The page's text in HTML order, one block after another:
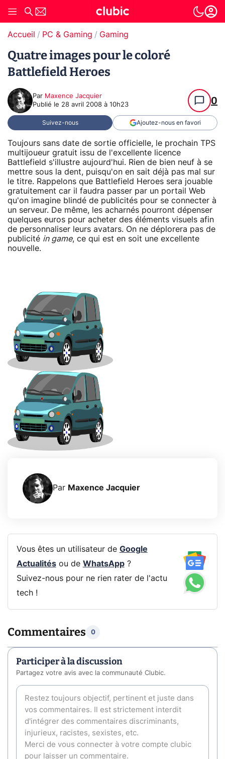
Accueil PC & Gaming Gaming
Quatre images pour le coloré
Battlefield Heroes
Par Maxence Jacquier
Publié le 28 avril 2008 à 10h23 0
Suivez-nous Ajoutez-nous en favori
Toujours sans date de sortie officielle, le prochain TPS
multijoueur gratuit issu de l'excellente licence
Battlefield s'illustre aujourd'hui. Rien de bien neuf à se
mettre sous la dent, puisqu'on en sait déjà pas mal sur
le titre. Rappelons que Battlefield Heroes sera jouable
gratuitement car il faudra passer par un portail Web
qu'on imagine blindé de publicités pour se connecter à
un serveur. De même, les acharnés pourront dépenser
quelques euros pour acheter des éléments visuels afin
de personnaliser leurs avatars. On ne déplorera pas de
publicité in game, ce qui est en soit une excellente
nouvelle.
Par Maxence Jacquier
Vous êtes un utilisateur de Google
Actualitésou de WhatsApp?
Suivez-nous pour ne rien rater de l'actu
tech !
Commentaires 0
Participer à la discussion
Partagez votre avis avec la communauté Clubic.